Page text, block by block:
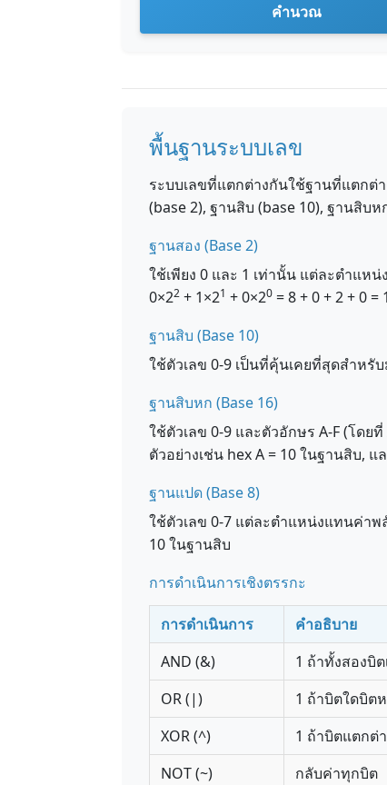
คำนวณ
พื้นฐานระบบเลข
ระบบเลขที่แตกต่างกันใช้ฐานที่แตก
(base 2), ฐานสิบ (base 10), ฐานสิบ
ฐานสอง (Base 2)
ใช้เพียง 0 และ 1 เท่านั้น แต่ละตำแห
0×22 + 1×21 + 0×20 = 8 + 0 + 2 + 0
ฐานสิบ (Base 10)
ใช้ตัวเลข 0-9 เป็นที่คุ้นเคยที่สุดสำห
ฐานสิบหก (Base 16)
ใช้ตัวเลข 0-9 และตัวอักษร A-F (โดย
ตัวอย่างเช่น hex A = 10 ในฐานสิบ, แ
ฐานแปด (Base 8)
ใช้ตัวเลข 0-7 แต่ละตำแหน่งแทนค่าพ
10 ในฐานสิบ
การดำเนินการเชิงตรรกะ
การดำเนินการ คำอธิบาย
AND (&)
1 ถ้าทั้งสองบิ
OR (|)
1 ถ้าบิตใดบิต
XOR (^)
1 ถ้าบิตแตกต่
NOT (~)
กลับค่าทุกบิต